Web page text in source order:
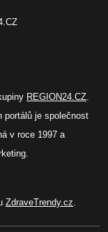
REGION24.CZ.
portálů je společnost
v roce 1997 a
ZdraveTrendy.cz.